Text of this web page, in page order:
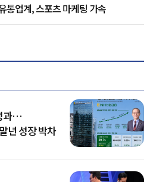
통업계, 스포츠 마케팅 가속
과…
년 성장 박차